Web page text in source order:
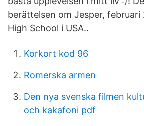
berättelsen om Jesper, februari
High School i USA..
Korkort kod 96
Romerska armen
Den nya svenska filmen
och kakafoni pdf